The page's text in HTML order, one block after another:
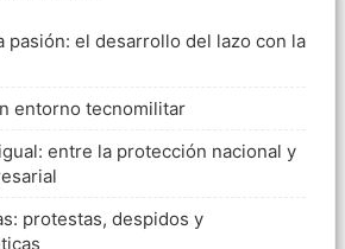
pasión: el desarrollo del lazo con la
entorno tecnomilitar
entre la protección nacional y
protestas, despidos y